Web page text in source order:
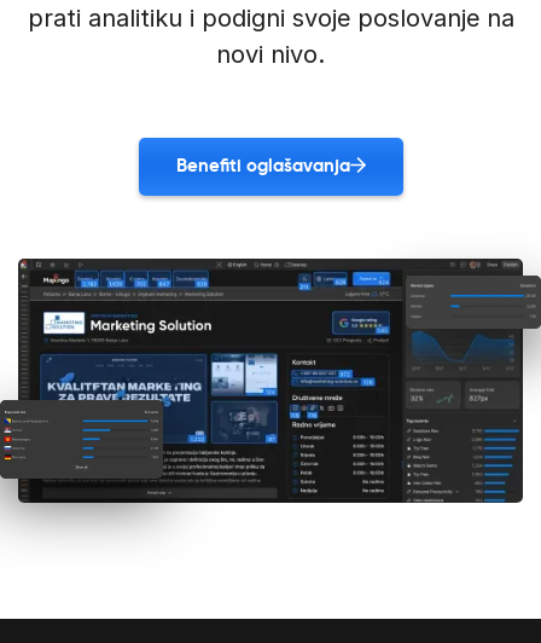
prati analitiku i podigni svoje poslovanje na
novi nivo.
Benefiti oglašavanja